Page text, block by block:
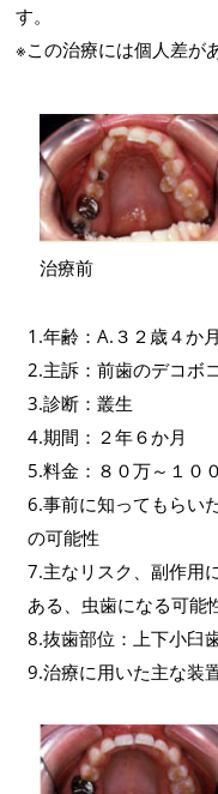
す。
※この治療には個人差が
治療前
1.年齢：A.３２歳４か月
2.主訴：前歯のデコボ
3.診断：叢生
4.期間：２年６か月
5.料金：８０万～１０
6.事前に知ってもらい
の可能性
7.主なリスク、副作用
ある、虫歯になる可能
8.抜歯部位：上下小臼
9.治療に用いた主な装